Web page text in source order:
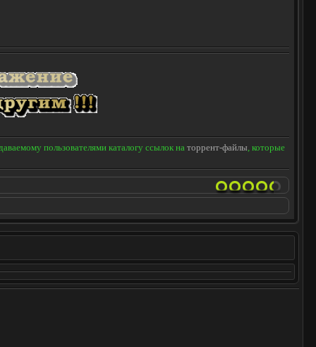
пользователями каталогу ссылок на торрент-файлы , которые